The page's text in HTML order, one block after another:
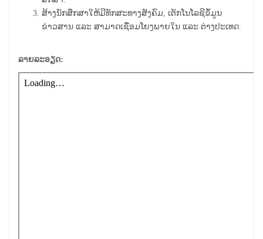
ສ້າງນັກສຶກສາໃຫ້ມີທັກສະທາງສັງຄົມ, ເຕັກໂນໂລຊີຂໍ້ມູນ
ຂ່າວສານ ແລະ ສາມາດເຊື່ອມໂຍງພາຍໃນ ແລະ ຕ່າງປະເທດ.
ລາຍລະອຽດ: